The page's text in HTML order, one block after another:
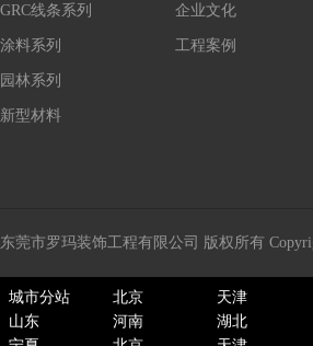
GRC线条系列
涂料系列
园林系列
新型材料
企业文化
工程案例
东莞市罗玛装饰工程有限公司 版权所有
城市分站 北京 天津
山东
河南 湖北